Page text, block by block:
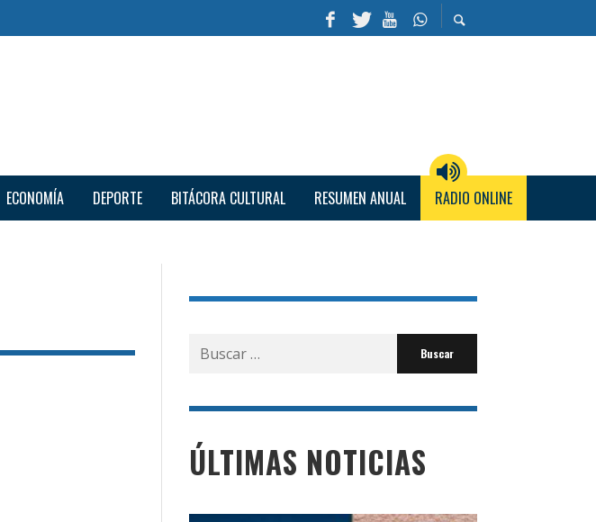
ECONOMÍA DEPORTE BITÁCORA CULTURAL RESUMEN ANUAL RADIO ONLINE
Buscar
por:
ÚLTIMAS NOTICIAS